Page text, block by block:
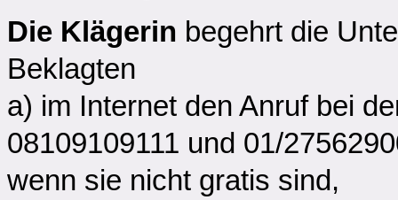
Die Klägerin begehrt die
Beklagten
a) im Internet den Anruf bei
08109109111 und 01/
wenn sie nicht gratis sind,